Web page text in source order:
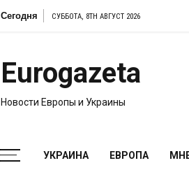
Сегодня СУББОТА, 8TH АВГУСТ 2026
Eurogazeta
Новости Европы и Украины
УКРАИНА ЕВРОПА